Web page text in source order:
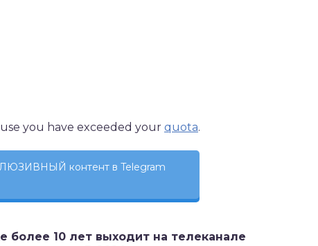
you have exceeded your quota.
контент в Telegram
более 10 лет выходит на телеканале